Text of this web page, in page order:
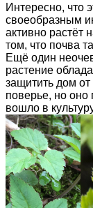
Интересно, что
своеобразным
активно растёт
том, что почва
Ещё один
растение
защитить дом
поверье, но оно
вошло в